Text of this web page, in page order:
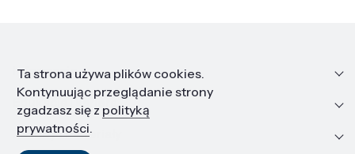
Informacje
Edukacja i kariera
Zasoby i materiały
Ta strona używa plików cookies.
Kontynuując przeglądanie strony
zgadzasz się z polityką
prywatności.